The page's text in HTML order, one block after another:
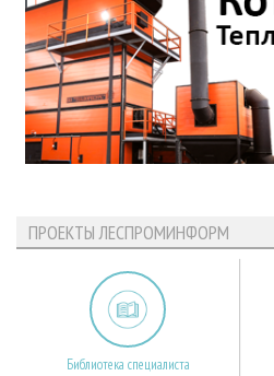
ПРОЕКТЫ ЛЕСПРОМИНФОРМ
Библиотека специалиста